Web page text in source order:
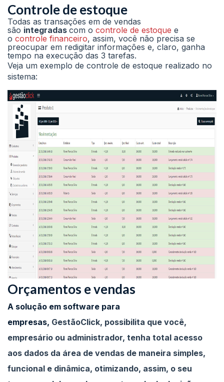
Controle de estoque
Todas as transações em de vendas
são integradas com o controle de estoque e
o controle financeiro, assim, você não precisa se
preocupar em redigitar informações e, claro, ganha
tempo na execução das 3 tarefas.
Veja um exemplo de controle de estoque realizado no
sistema:
Orçamentos e vendas
A solução em software para
empresas, GestãoClick, possibilita que você,
empresário ou administrador, tenha total acesso
aos dados da área de vendas de maneira simples,
funcional e dinâmica, otimizando, assim, o seu